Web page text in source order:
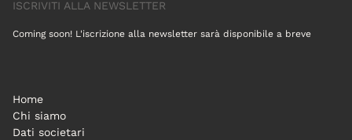
ISCRIVITI ALLA NEWSLETTER
Coming soon! L'iscrizione alla newsletter sarà disponibile a breve
Home
Chi siamo
Dati societari